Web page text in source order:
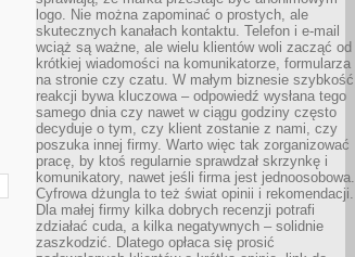
logo. Nie można zapominać o prostych, ale
skutecznych kanałach kontaktu. Telefon i e-mail
wciąż są ważne, ale wielu klientów woli zacząć od
krótkiej wiadomości na komunikatorze, formularza
na stronie czy czatu. W małym biznesie szybkość
reakcji bywa kluczowa – odpowiedź wysłana tego
samego dnia czy nawet w ciągu godziny często
decyduje o tym, czy klient zostanie z nami, czy
poszuka innej firmy. Warto więc tak zorganizować
pracę, by ktoś regularnie sprawdzał skrzynkę i
komunikatory, nawet jeśli firma jest jednoosobowa.
Cyfrowa dżungla to też świat opinii i rekomendacji.
Dla małej firmy kilka dobrych recenzji potrafi
zdziałać cuda, a kilka negatywnych – solidnie
zaszkodzić. Dlatego opłaca się prosić